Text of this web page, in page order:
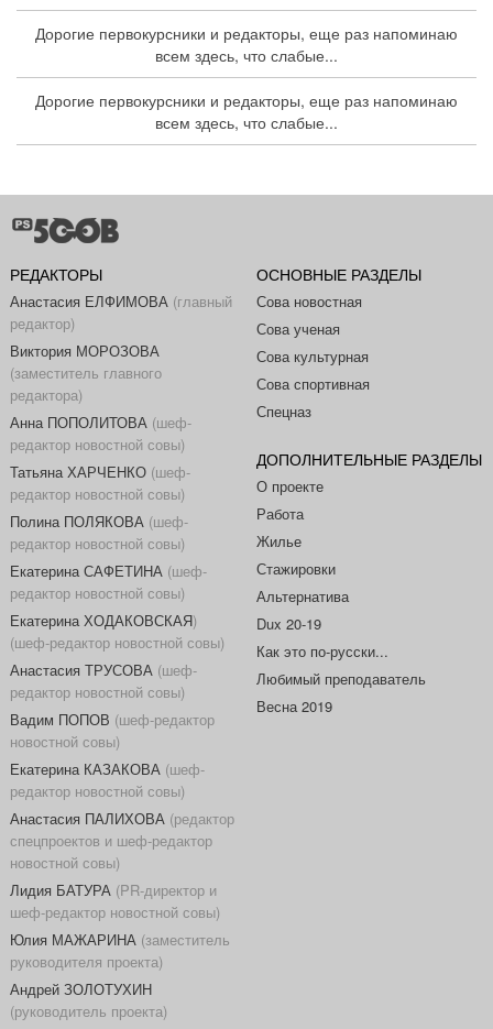
Дорогие первокурсники и редакторы, еще раз напоминаю
всем здесь, что слабые...
Дорогие первокурсники и редакторы, еще раз напоминаю
всем здесь, что слабые...
РЕДАКТОРЫ
Анастасия ЕЛФИМОВА(главный
редактор)
Виктория МОРОЗОВА
(заместитель главного
редактора)
Анна ПОПОЛИТОВА(шеф-
редактор новостной совы)
Татьяна ХАРЧЕНКО(шеф-
редактор новостной совы)
Полина ПОЛЯКОВА(шеф-
редактор новостной совы)
Екатерина САФЕТИНА(шеф-
редактор новостной совы)
Екатерина ХОДАКОВСКАЯ)
(шеф-редактор новостной совы)
Анастасия ТРУСОВА(шеф-
редактор новостной совы)
Вадим ПОПОВ (шеф-редактор
новостной совы)
Екатерина КАЗАКОВА(шеф-
редактор новостной совы)
Анастасия ПАЛИХОВА(редактор
спецпроектов и шеф-редактор
новостной совы)
Лидия БАТУРА(PR-директор и
шеф-редактор новостной совы)
Юлия МАЖАРИНА(заместитель
руководителя проекта)
Андрей ЗОЛОТУХИН
(руководитель проекта)
ОСНОВНЫЕ РАЗДЕЛЫ
Сова новостная
Сова ученая
Сова культурная
Сова спортивная
Спецназ
ДОПОЛНИТЕЛЬНЫЕ РАЗДЕЛЫ
О проекте
Работа
Жилье
Стажировки
Альтернатива
Dux 20-19
Как это по-русски...
Любимый преподаватель
Весна 2019